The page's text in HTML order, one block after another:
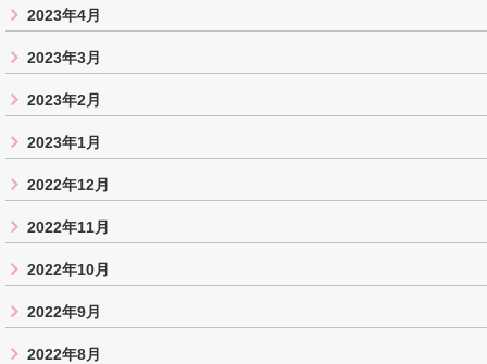
2023年4月
2023年3月
2023年2月
2023年1月
2022年12月
2022年11月
2022年10月
2022年9月
2022年8月